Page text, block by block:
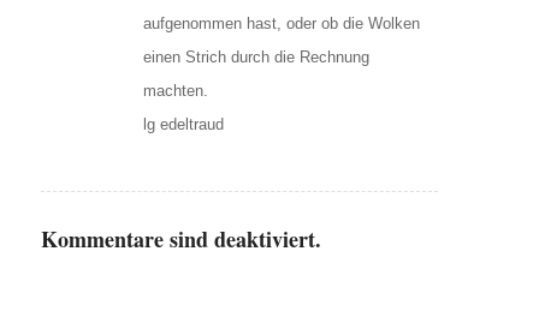
aufgenommen hast, oder ob die Wolken
einen Strich durch die Rechnung
machten.
lg edeltraud
Kommentare sind deaktiviert.